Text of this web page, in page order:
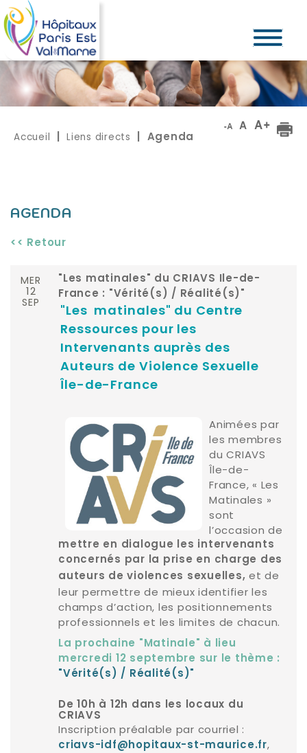
Accueil Liens directs | Agenda
AGENDA
<< Retour
MER
12
SEP
"Les matinales" du CRIAVS Ile-de-
France : "Vérité(s) / Réalité(s)"
"Les matinales" du Centre
Ressources pour les
Intervenants auprès des
Auteurs de Violence Sexuelle
Île-de-France
Animées par
les membres
du CRIAVS
Île-de-
France, « Les
Matinales »
sont
l’occasion de
mettre en dialogue les intervenants
concernés par la prise en charge des
auteurs de violences sexuelles, et de
leur permettre de mieux identifier les
champs d’action, les positionnements
professionnels et les limites de chacun.
La prochaine "Matinale" à lieu
mercredi 12 septembre sur le thème :
Vérité(s) / Réalité(s)
De 10h à 12h dans les locaux du
CRIAVS
Inscription préalable par courriel :
criavs-idf@hopitaux-st-maurice.fr,